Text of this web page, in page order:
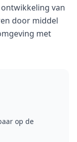
van
door middel
met
op de